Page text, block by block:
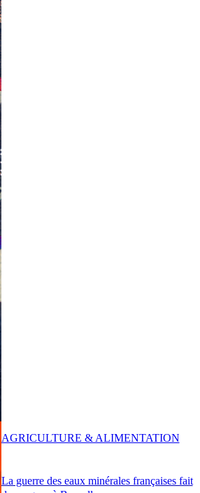
La guerre des eaux minérales françaises fait
AGRICULTURE & ALIMENTATION